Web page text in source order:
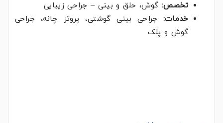
تخصص:گوش، حلق و بینی – جراحی زیبایی
خدمات: جراحی بینی گوشتی، پروتز چانه، جراحی
گوش و پلک